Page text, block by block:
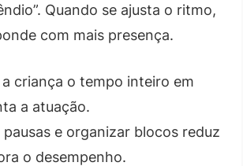
Quando se ajusta o ritmo,
com mais presença.
criança o tempo inteiro em
a atuação.
pausas e organizar blocos reduz
o desempenho.